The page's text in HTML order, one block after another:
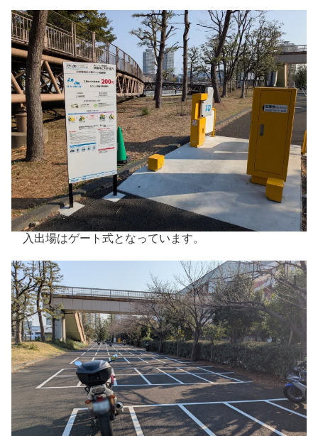
入出場はゲート式となっています。